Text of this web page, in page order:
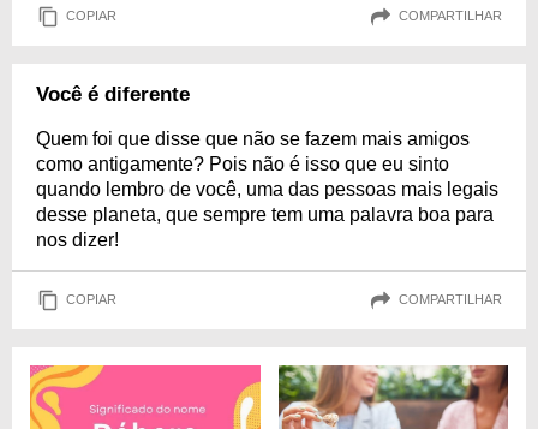
COPIAR COMPARTILHAR
Você é diferente
Quem foi que disse que não se fazem mais amigos
como antigamente? Pois não é isso que eu sinto
quando lembro de você, uma das pessoas mais legais
desse planeta, que sempre tem uma palavra boa para
nos dizer!
COPIAR COMPARTILHAR